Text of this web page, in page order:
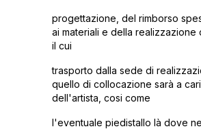
progettazione, del rimborso
ai materiali e della realizzazione
il cui
trasporto dalla sede di
quello di collocazione sarà a
dell'artista, cosi come
l'eventuale piedistallo là dove